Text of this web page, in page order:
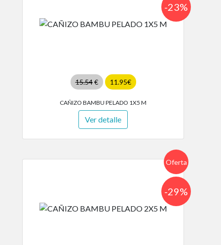
15.54€ 11.95€
-23%
CAÑIZO BAMBU PELADO 1X5 M
Ver detalle
Oferta
-29%